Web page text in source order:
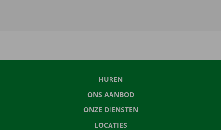
HUREN
ONS AANBOD
ONZE DIENSTEN
LOCATIES